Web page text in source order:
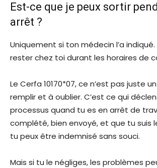
Est-ce que je peux sortir
arrêt ?
Uniquement si ton médecin l’a indiqué.
rester chez toi durant les horaires de
Le Cerfa 10170*07, ce n’est pas juste
remplir et à oublier. C’est ce qui
processus quand tu es en arrêt de
complété, bien envoyé, et que tu suis
tu peux être indemnisé sans souci.
Mais si tu le négliges, les problèmes